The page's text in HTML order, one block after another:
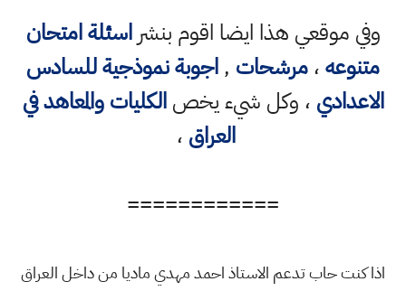
وفي موقعي هذا ايضا اقوم بنشراسئلة امتحان
متنوعه،مرشحات ,اجوبة نموذجية للسادس
الاعدادي ، وكل شيء يخصالكليات والمعاهد في
العراق ،
============
اذا كنت حاب تدعم الاستاذ احمد مهدي ماديا من داخل العراق